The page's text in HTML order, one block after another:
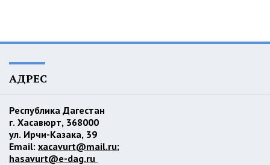
АДРЕС
Республика Дагестан
г. Хасавюрт, 368000
ул. Ирчи-Казака, 39
Email: xacavurt@mail.ru;
hasavurt@e-dag.ru